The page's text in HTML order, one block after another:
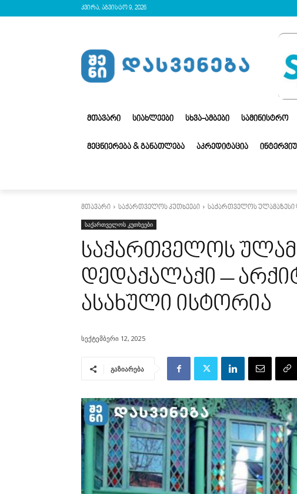
კვირა, აგვისტო 9, 2026
ᲛᲗᲐᲕᲐᲠᲘ ᲡᲘᲐᲮᲚᲔᲔᲑᲘ ᲡᲮᲕᲐ-ᲐᲛᲑᲔᲑᲘ ᲡᲐᲛᲘᲜᲘᲡᲢᲠᲝ
ᲛᲔᲪᲜᲘᲔᲠᲔᲑᲐ & ᲒᲐᲜᲐᲗᲚᲔᲑᲐ ᲐᲙᲠᲔᲓᲘᲢᲐᲪᲘᲐ ᲘᲜᲢᲔᲠᲕᲘᲣ
მთავარი საქართველოს კუთხეები საქართველოს ულამაზესი
საქართველოს კუთხეები
საქართველოს
დედაქალაქი –
ასახული ისტორია
სექტემბერი 12, 2025
გაზიარება